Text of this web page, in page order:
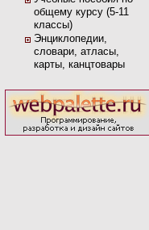
общему курсу (5-11
классы)
Энциклопедии,
словари, атласы,
карты, канцтовары